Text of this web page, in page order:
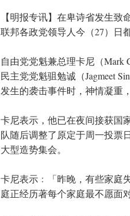
【明报专讯】在卑诗省发生
联邦各政党领导人今（27）日
自由党党魁兼总理卡尼（Mark
民主党党魁驵勉诚（Jagmeet
发生的袭击事件时，神情凝重
卡尼表示，他已在夜间接获国
队随后调整了原定于周一投票
大型造势集会。
卡尼表示﹕「昨晚，有些家庭
庭正经历著每个家庭最不愿面